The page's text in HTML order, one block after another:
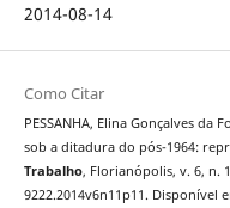
2014-08-14
Como Citar
PESSANHA, Elina Gonçalves da
sob a ditadura do pós-1964:
Trabalho, Florianópolis, v. 6, n.
9222.2014v6n11p11. Disponível